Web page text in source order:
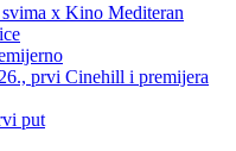
x Kino Mediteran
prvi Cinehill i premijera
put